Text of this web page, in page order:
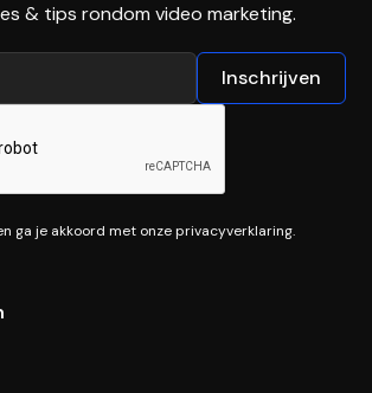
& tips rondom video marketing.
ga je akkoord met onze privacyverklaring.